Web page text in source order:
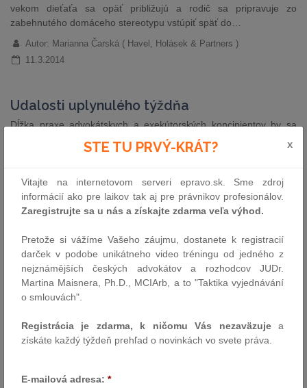
vekom dieťaťa sa opäť približujú a rodič sa pripravuje zo
zabehnutého domáceho stereotypu vstúpiť späť do…
Autor: Marianna Čarská ( Havel, Holásek & Partners )
11.3.2014
Udalosti uplynulého týždňa
Dĺžka praxe advokátskych a exekútorských koncipientov by sa
mala skrátiť z piatich na tri roky. Celkovú dĺžku tri roky by mala
mať aj prax notárskych koncipientov. Zmeny navrhuje skupina
predložili na blížiacu sa schôdzu Národnej rady SR.
Autor: TASR / redakcia (luc)
10.3.2014
Extrémne zbytočné prieťahy okresných a
krajských súdov a konštatovanie porušenie
práva na osobnú slobodu
prieťahy okresných a krajských súdov v 34 nálezoch. V roku 2013
také konštatoval porušenie práva na osobnú slobodu v 18
Autor: red ( ÚSSR)
STE TU PRVÝ-KRÁT? x
Vitajte na internetovom serveri epravo.sk. Sme zdroj
informácií ako pre laikov tak aj pre právnikov profesionálov.
Zaregistrujte sa u nás a získajte zdarma veľa výhod.
Pretože si vážíme Vašeho záujmu, dostanete k registracií
darček v podobe unikátneho video tréningu od jedného z
nejznámějších českých advokátov a rozhodcov JUDr.
Martina Maisnera, Ph.D., MCIArb, a to "Taktika vyjednávání
o smlouvách".
Registrácia je zdarma, k ničomu Vás nezaväzujea
získáte každý týždeň prehľad o novinkách vo svete práva.
E-mailová adresa: *